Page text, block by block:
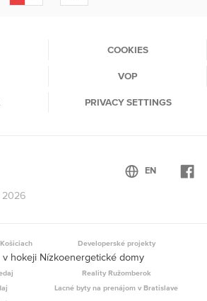
COOKIES
VOP
PRIVACY SETTINGS
2026
Developerské projekty
hokeji Nízkoenergetické domy
Reality Ružomberok
Lacné byty na prenájom v Bratislave